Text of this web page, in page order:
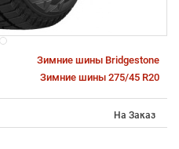
Зимние шины Bridgestone
Зимние шины 275/45 R20
На Заказ